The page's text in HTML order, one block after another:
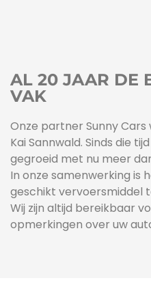
AL 20 JAAR DE
VAK
Onze partner Sunny Cars
Kai Sannwald. Sinds die
gegroeid met nu meer
In onze samenwerking is
geschikt vervoersmiddel
Wij zijn altijd bereikbaar
opmerkingen over uw